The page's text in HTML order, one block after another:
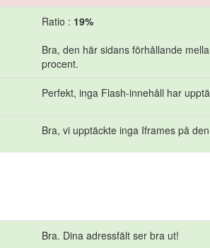
Ratio : 19%
Bra, den här sidans förhållande
procent.
Perfekt, inga Flash-innehåll har
Bra, vi upptäckte inga Iframes på
Bra. Dina adressfält ser bra ut!